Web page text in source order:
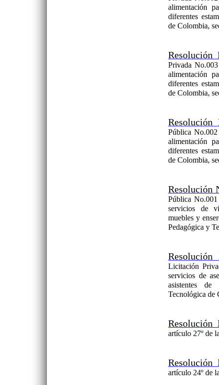
alimentación
diferentes
de Colombia,
Resolución
Privada
alimentación
diferentes
de Colombia,
Resolución
Pública
alimentación
diferentes
de Colombia,
Resolución
Pública
servicios de
muebles y
Pedagógica y
Resolución
Licitación
servicios de
asistentes
Tecnológica de
Resolución
artículo 27º de
Resolución
artículo 24º de